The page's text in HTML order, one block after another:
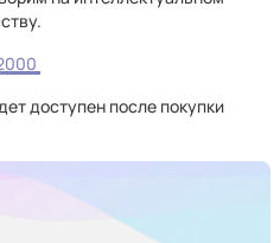
доступен после покупки